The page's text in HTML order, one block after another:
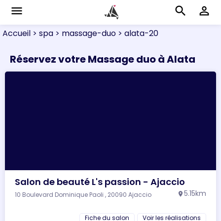
menu search perm_identity
Accueil > spa > massage-duo > alata-20
Réservez votre Massage duo à Alata
Salon de beauté L's passion - Ajaccio
10 Boulevard Dominique Paoli , 20090 Ajaccio location_on 5.15km
Fiche du salon Voir les réalisations